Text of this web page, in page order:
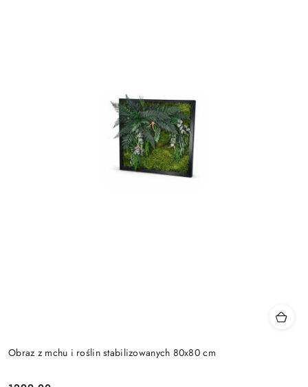
Obraz z mchu i roślin stabilizowanych 80x80 cm